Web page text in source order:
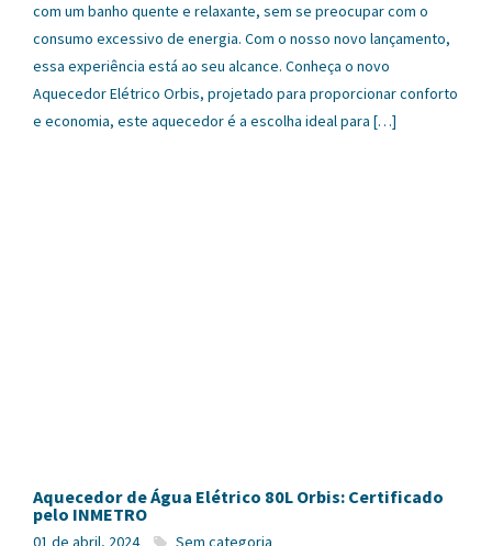
com um banho quente e relaxante, sem se preocupar com o
consumo excessivo de energia. Com o nosso novo lançamento,
essa experiência está ao seu alcance. Conheça o novo
Aquecedor Elétrico Orbis, projetado para proporcionar conforto
e economia, este aquecedor é a escolha ideal para […]
Aquecedor de Água Elétrico 80L Orbis: Certificado
pelo INMETRO
01 de abril, 2024 Sem categoria